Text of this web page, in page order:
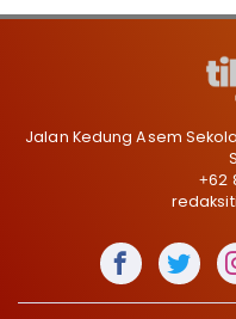
Jalan Kedung Asem
+62